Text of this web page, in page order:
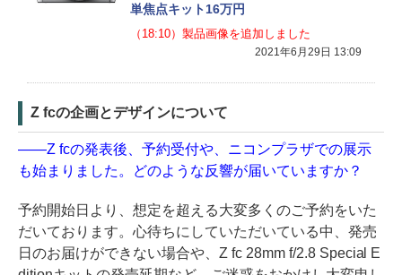
単焦点キット16万円
（18:10）製品画像を追加しました
2021年6月29日 13:09
Z fcの企画とデザインについて
——Z fcの発表後、予約受付や、ニコンプラザでの展示
も始まりました。どのような反響が届いていますか？
予約開始日より、想定を超える大変多くのご予約をいた
だいております。心待ちにしていただいている中、発売
日のお届けができない場合や、Z fc 28mm f/2.8 Special E